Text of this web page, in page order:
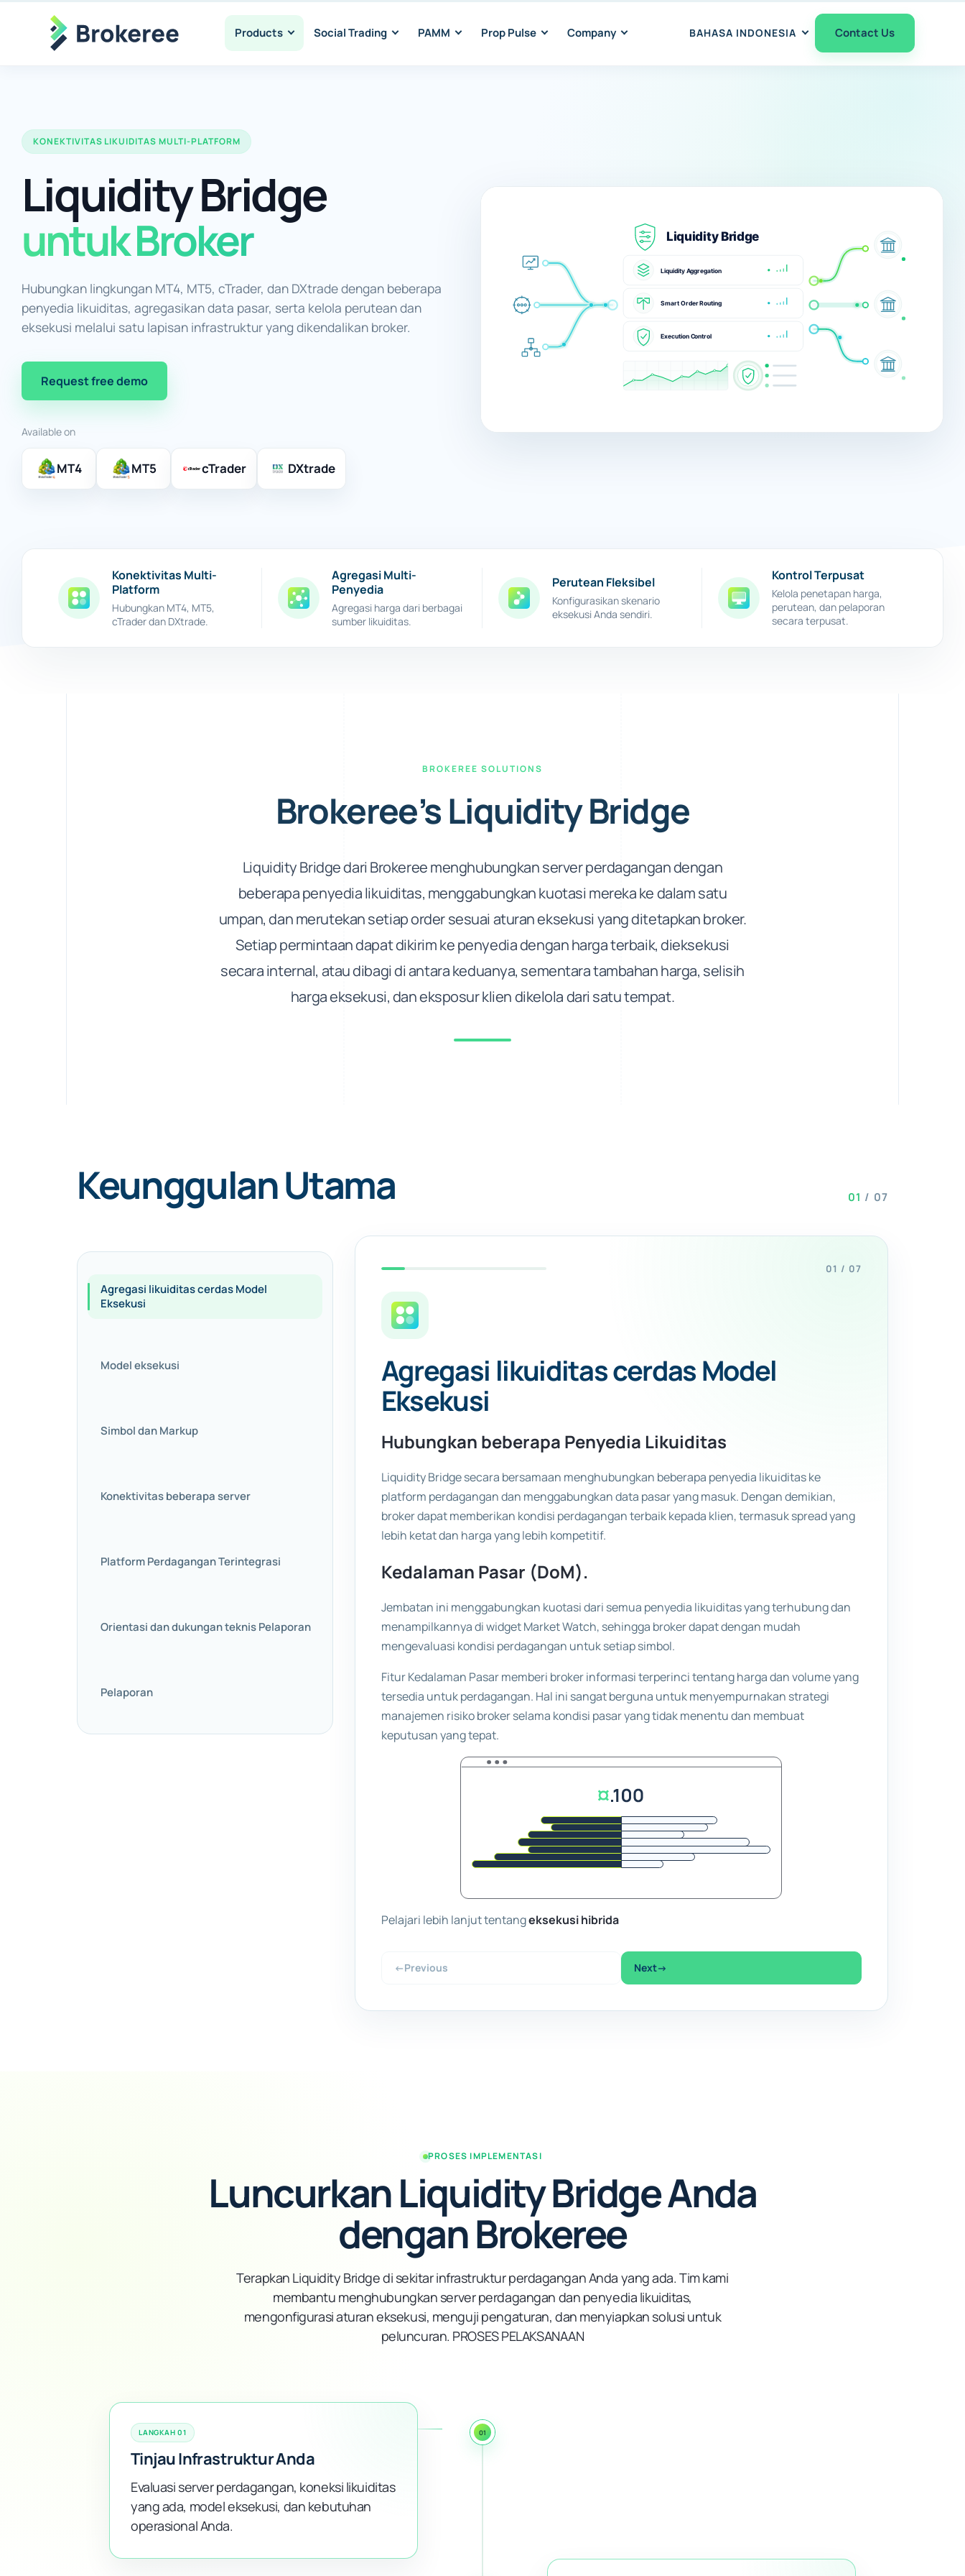
Products Social Trading PAMM Prop Pulse Company BAHASA INDONESIA Contact Us
KONEKTIVITAS LIKUIDITAS MULTI-PLATFORM
Liquidity Bridge
untuk Broker
Hubungkan lingkungan MT4, MT5, cTrader, dan DXtrade dengan beberapa
penyedia likuiditas, agregasikan data pasar, serta kelola perutean dan
eksekusi melalui satu lapisan infrastruktur yang dikendalikan broker.
Request free demo
Available on
MT4 MT5 cTrader DXtrade
Konektivitas Multi-
Platform
Hubungkan MT4, MT5,
cTrader dan DXtrade.
Agregasi Multi-
Penyedia
Agregasi harga dari berbagai
sumber likuiditas.
Perutean Fleksibel
Konfigurasikan skenario
eksekusi Anda sendiri.
Kontrol Terpusat
Kelola penetapan harga,
perutean, dan pelaporan
secara terpusat.
BROKEREE SOLUTIONS
Brokeree’s Liquidity Bridge
Liquidity Bridge dari Brokeree menghubungkan server perdagangan dengan
beberapa penyedia likuiditas, menggabungkan kuotasi mereka ke dalam satu
umpan, dan merutekan setiap order sesuai aturan eksekusi yang ditetapkan broker.
Setiap permintaan dapat dikirim ke penyedia dengan harga terbaik, dieksekusi
secara internal, atau dibagi di antara keduanya, sementara tambahan harga, selisih
harga eksekusi, dan eksposur klien dikelola dari satu tempat.
Keunggulan Utama 01 / 07
Agregasi likuiditas cerdas Model
Eksekusi
Model eksekusi
Simbol dan Markup
Konektivitas beberapa server
Platform Perdagangan Terintegrasi
Orientasi dan dukungan teknis Pelaporan
Pelaporan
01 / 07
Agregasi likuiditas cerdas Model
Eksekusi
Hubungkan beberapa Penyedia Likuiditas
Liquidity Bridge secara bersamaan menghubungkan beberapa penyedia likuiditas ke
platform perdagangan dan menggabungkan data pasar yang masuk. Dengan demikian,
broker dapat memberikan kondisi perdagangan terbaik kepada klien, termasuk spread yang
lebih ketat dan harga yang lebih kompetitif.
Kedalaman Pasar (DoM).
Jembatan ini menggabungkan kuotasi dari semua penyedia likuiditas yang terhubung dan
menampilkannya di widget Market Watch, sehingga broker dapat dengan mudah
mengevaluasi kondisi perdagangan untuk setiap simbol.
Fitur Kedalaman Pasar memberi broker informasi terperinci tentang harga dan volume yang
tersedia untuk perdagangan. Hal ini sangat berguna untuk menyempurnakan strategi
manajemen risiko broker selama kondisi pasar yang tidak menentu dan membuat
keputusan yang tepat.
Pelajari lebih lanjut tentangeksekusi hibrida
←Previous Next→
PROSES IMPLEMENTASI
Luncurkan Liquidity Bridge Anda
dengan Brokeree
Terapkan Liquidity Bridge di sekitar infrastruktur perdagangan Anda yang ada. Tim kami
membantu menghubungkan server perdagangan dan penyedia likuiditas,
mengonfigurasi aturan eksekusi, menguji pengaturan, dan menyiapkan solusi untuk
peluncuran. PROSES PELAKSANAAN
01
LANGKAH 01
Tinjau Infrastruktur Anda
Evaluasi server perdagangan, koneksi likuiditas
yang ada, model eksekusi, dan kebutuhan
operasional Anda.